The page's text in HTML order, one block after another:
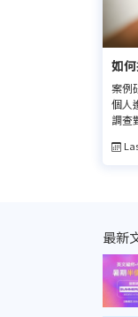
如
案例
個人
調查
文了
最新